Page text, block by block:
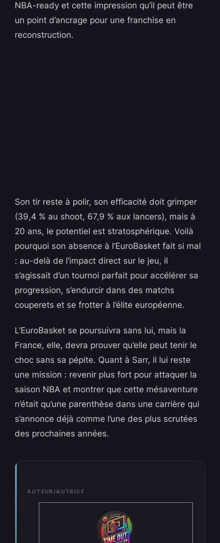
NBA-ready et cette impression qu’il peut être
un point d’ancrage pour une franchise en
reconstruction.
Son tir reste à polir, son efficacité doit grimper
(39,4 % au shoot, 67,9 % aux lancers), mais à
20 ans, le potentiel est stratosphérique. Voilà
pourquoi son absence à l’EuroBasket fait si mal
: au-delà de l’impact direct sur le jeu, il
s’agissait d’un tournoi parfait pour accélérer sa
progression, s’endurcir dans des matchs
couperets et se frotter à l’élite européenne.
L’EuroBasket se poursuivra sans lui, mais la
France, elle, devra prouver qu’elle peut tenir le
choc sans sa pépite. Quant à Sarr, il lui reste
une mission : revenir plus fort pour attaquer la
saison NBA et montrer que cette mésaventure
n’était qu’une parenthèse dans une carrière qui
s’annonce déjà comme l’une des plus scrutées
des prochaines années.
AUTEUR/AUTRICE